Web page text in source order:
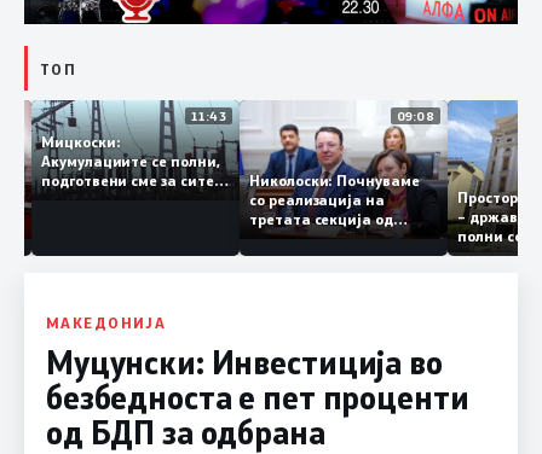
ТОП
12:03
за
11:43
Мицкоски:
Акумулациите се полни,
подготвени сме за сите
ризици, не размислување
09:08
Николоски: Почнуваме
со реализација на
третата секција од
железничкиот Коридор
8, Македонија станува
–
полни
МАКЕДОНИЈА
Муцунски: Инвестиција во
безбедноста е пет проценти
од БДП за одбрана